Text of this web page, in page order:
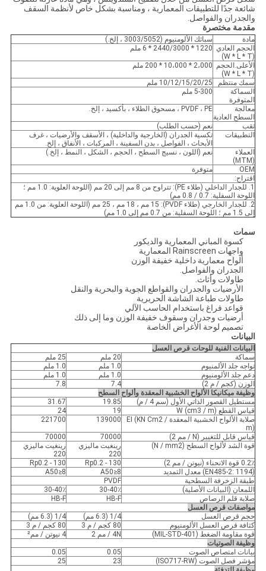
شائعة جدًا للتطبيقات المعمارية ، ومناسبة بشكل خاص لأنظمة السقف
والجدران والفواصل.
مقدمة مختصرة
مادة
سبائك الألومنيوم (3003/5052 ، إلخ.)
الحجم العادي
(W * L * T)
1220 * 2440/3000 * 6 ملم
الأعلى.الحجم
(W * L * T)
2،000 * 10،000 * 200 ملم
سمك منتظم
10/12/15/20/25 ملم
السماكة
المتوفرة
5-300 ملم
معالجة
السطح العادية
PVDF ، PE ، مسحوق الطلاء ، بأكسيد ، إلخ.
ثقب
نعم (حسب الطلب)
التطبيقات
تكسية الجدران (الخارجية والداخلية) ، الأسقف والأرضيات ، غرف
الأبحاث ، الفواصل ، بدن السفينة ، المركبات ، الأنفاق ، إلخ.
العملاء
(MTM)
نعم (اللون ، نسيج السطح ، الحجم ، الشكل ، النمط ، إلخ.)
OEM
متوفرة
اقتراح:
1. للجدار الداخلي (طلاء PE): تتراوح من 8 مم إلى 20 مم (اللوحة العلوية: 1.0 مم ؛
اللوحة السفلية: 0.7 / 0.8 مم)
2. للجدار الخارجي (طلاء PVDF): 15 مم ، 18 مم ، 25 مم (اللوحة العلوية: من 1.0 مم
إلى 1.5 مم ؛ اللوحة السفلية: من 0.7 مم إلى 1.0 مم)
سمات
كسوة المباني المعمارية والديكور
واجهات Rainscreen المعمارية
ألواح معمارية داخلية خفيفة الوزن
الجدران والفواصل.
طاولات وأثاث.
الأرضيات والجدران والقواطع الجوية والبحرية والنقل
طاولات طباعة الشاشة الحريرية
قواعد فراغ باستخدام الحاسب الآلي
أرضيات وجدران وسقوف خفيفة الوزن وما إلى ذلك
تصميم لوحة الأغراض الخاصة
البيانات
البيانات الفنية للوحات قرص العسل
سماكة
20 ملم
25 ملم
تواجه جلد الألمنيوم
1.0 ملم
1.0 ملم
دعم جلد الألومنيوم
1.0 ملم
1.0 ملم
الوزن (كجم / م 2)
7.4
7.8
وظيفة ميكانيكا الألواح الخشبية المعقدة وألواح السطح
مستطيل القصور الذاتي الأول (سم 4 / م)
19.85
31.67
قياس القطع W (cm3 / m)
19
24
صلابة الألواح الخشبية المعقدة EI (KN Cm2 /
m)
139000
221700
قياس قابل للتغيير (N / مم 2) 70000
70000
قوة الشد لألواح السطح (N / mm2)
رينغيت ماليزي
220
رينغيت ماليزي
220
0.2٪ قوة الانحناء (نيوتن / مم 2)
Rp0.2 - 130
Rp0.2 - 130
(EN485-2: 1194) معدل التمديد
A50≥8
A50≥8
طبقة الزخرفة السطحية
PVDF
اللمعان (البيانات الأصلية)
30-40٪
30-40٪
صلابة قلم الرصاص
HB-F
HB-F
مواصفات قرص العسل
حجم قرص العسل
1/4 (6.3 مم)
1/4 (6.3 مم)
كثافة قرص العسل الألومنيوم
80 كجم / م 3
80 كجم / م 3
قوة مقاومة الضغط (MIL-STD-401)
4N / مم 2
4 نيوتن / مم²
وظيفة الصوتيات
بيانات امتصاص الصوت
0.05
0.05
مؤشر فصل الصوت (ISO717-RW)
23
25